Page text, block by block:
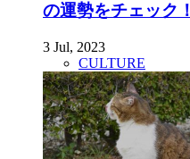
の運勢をチェック！
3 Jul, 2023
CULTURE